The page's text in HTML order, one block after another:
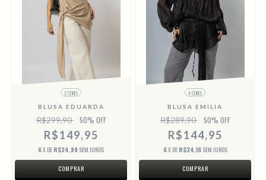
2 CORES
BLUSA EDUARDA
R$299,90 50% OFF
R$149,95
6X DE R$24,99 SEM JUROS
COMPRAR
4 CORES
BLUSA EMILIA
R$289,90 50% OFF
R$144,95
6X DE R$24,16 SEM JUROS
COMPRAR